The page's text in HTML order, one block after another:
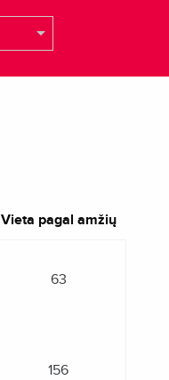
Vieta pagal amžių
63
156